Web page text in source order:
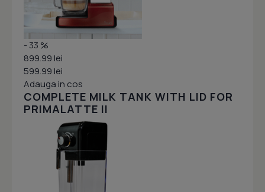
- 33 %
899.99 lei
599.99 lei
Adauga in cos
COMPLETE MILK TANK WITH LID FOR
PRIMALATTE II